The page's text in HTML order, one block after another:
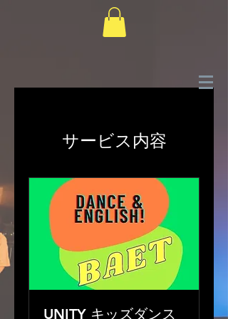
サービス内容
UNITY キッズダンス